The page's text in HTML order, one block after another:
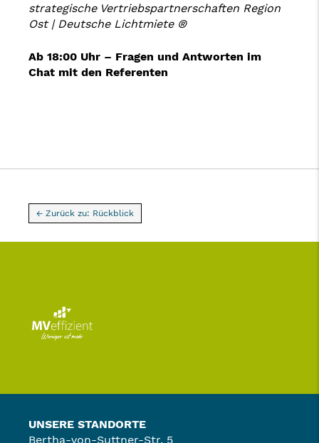
strategische Vertriebspartnerschaften Region
Ost | Deutsche Lichtmiete ®
Ab 18:00 Uhr – Fragen und Antworten im
Chat mit den Referenten
← Zurück zu: Rückblick
UNSERE STANDORTE
Bertha-von-Suttner-Str. 5